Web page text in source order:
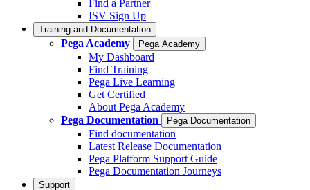
Find a Partner
ISV Sign Up
Training and Documentation
Pega Academy Pega Academy
My Dashboard
Find Training
Pega Live Learning
Get Certified
About Pega Academy
Pega Documentation
Pega Documentation
Find documentation
Latest Release Documentation
Pega Platform Support Guide
Pega Documentation Journeys
Support